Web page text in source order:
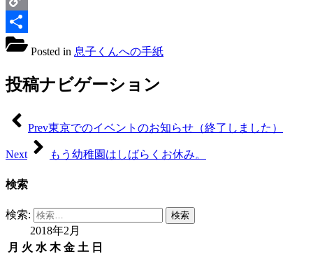
Copy
Link
共
Posted in 息子くんへの手紙
投稿ナビゲーション
Prev東京でのイベントのお知らせ（終了しました）
Next もう幼稚園はしばらくお休み。
検索
検索:
2018年2月
月 火 水 木 金 土 日